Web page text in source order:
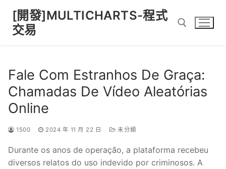
content
[開發]MULTICHARTS-程式
交易
Fale Com Estranhos De Graça:
Chamadas De Vídeo Aleatórias
Online
1500 2024 年 11 月 22 日 未分類
Durante os anos de operação, a plataforma recebeu
diversos relatos do uso indevido por criminosos. A